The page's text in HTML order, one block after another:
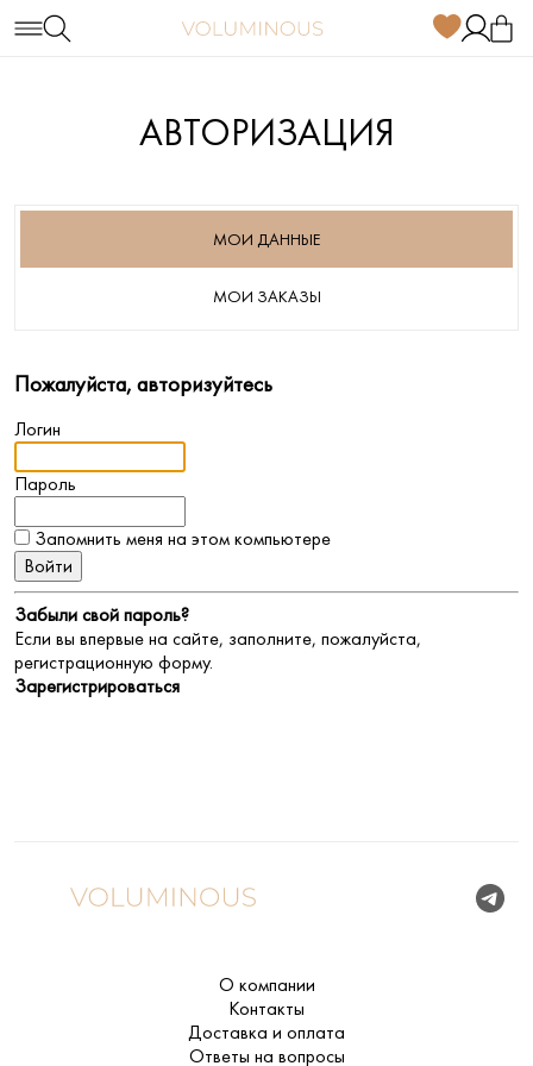
АВТОРИЗАЦИЯ
МОИ ДАННЫЕ
МОИ ЗАКАЗЫ
Пожалуйста, авторизуйтесь
Логин
Пароль
Запомнить меня на этом компьютере
Забыли свой пароль?
Если вы впервые на сайте, заполните, пожалуйста,
регистрационную форму.
Зарегистрироваться
О компании
Контакты
Доставка и оплата
Ответы на вопросы